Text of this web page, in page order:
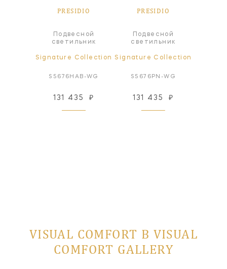
PRESIDIO
Подвесной
светильник
Signature Collection
S5676HAB-WG
131 435 ₽
PRESIDIO
Подвесной
светильник
Signature Collection
S5676PN-WG
131 435 ₽
VISUAL COMFORT В VISUAL
COMFORT GALLERY